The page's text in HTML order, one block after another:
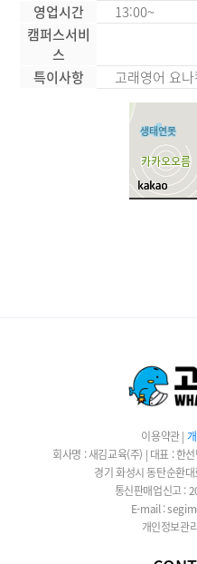
영업시간
13:00~
캠퍼스서비
스
특이사항
고래영어 요
이용약관|
회사명 : 새김교육(주) | 대표 : 한
경기 화성시 동탄순환
통신판매업신고 :
E-mail :
개인정보관